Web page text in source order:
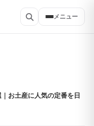
メニュー
お土産に人気の定番を日